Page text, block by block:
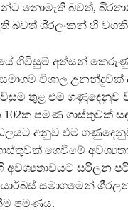
නොමැති බවත්,
බවත් ශී‍්‍රලංකන් හි
ගිවිසුම් අත්සන් කෙරුණු
විශාල
තුළ එම ගණුදෙනුව
පමණ ගාස්තුවක්
අනුව එම
ගෙවීමේ
සරිලන
සමාගමෙන්
පමණය.